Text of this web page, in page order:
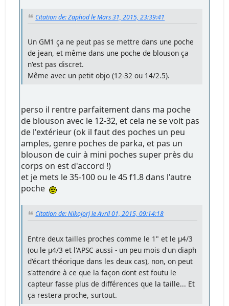
Citation de: Zaphod le Mars 31, 2015, 23:39:41
Un GM1 ça ne peut pas se mettre dans une poche
de jean, et même dans une poche de blouson ça
n'est pas discret.
Même avec un petit objo (12-32 ou 14/2.5).
perso il rentre parfaitement dans ma poche
de blouson avec le 12-32, et cela ne se voit pas
de l'extérieur (ok il faut des poches un peu
amples, genre poches de parka, et pas un
blouson de cuir à mini poches super près du
corps on est d'accord !)
et je mets le 35-100 ou le 45 f1.8 dans l'autre
poche
Citation de: Nikojorj le Avril 01, 2015, 09:14:18
Entre deux tailles proches comme le 1" et le µ4/3
(ou le µ4/3 et l'APSC aussi - un peu mois d'un diaph
d'écart théorique dans les deux cas), non, on peut
s'attendre à ce que la façon dont est foutu le
capteur fasse plus de différences que la taille... Et
ça restera proche, surtout.